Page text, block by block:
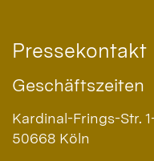
Pressekontakt
Geschäftszeiten
Kardinal-Frings-Str.
50668 Köln